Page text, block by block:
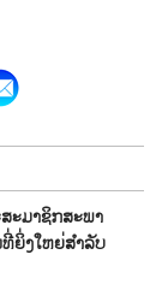
ະມາຊິກສະພາ
ຍິ່ງໃຫຍ່ສຳລັບ